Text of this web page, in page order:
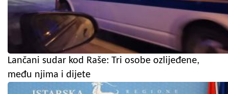
Lančani sudar kod Raše: Tri osobe ozlijeđene,
među njima i dijete